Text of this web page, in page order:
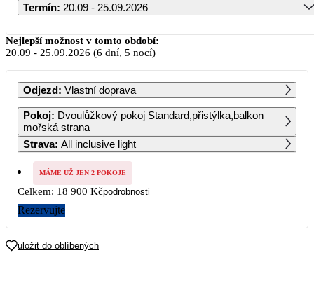
Termín: 20.09 - 25.09.2026
Září 2026
PO ÚT ST ČT PÁ SO NE
1 2 3
12 970
4 5 6
7 8 9
10 610
21
9 450 9 450 9 450 9 450 9 450 9 450
28 29
Nejlepší možnost v tomto období:
20.09 - 25.09.2026 (6 dní, 5 nocí)
Odjezd: Vlastní doprava
Pokoj: Dvoulůžkový pokoj Standard,přistýlka,balkon
mořská strana
Strava: All inclusive light
MÁME UŽ JEN 2 POKOJE
Celkem: 18 900 Kčpodrobnosti
Rezervujte
uložit do oblíbených